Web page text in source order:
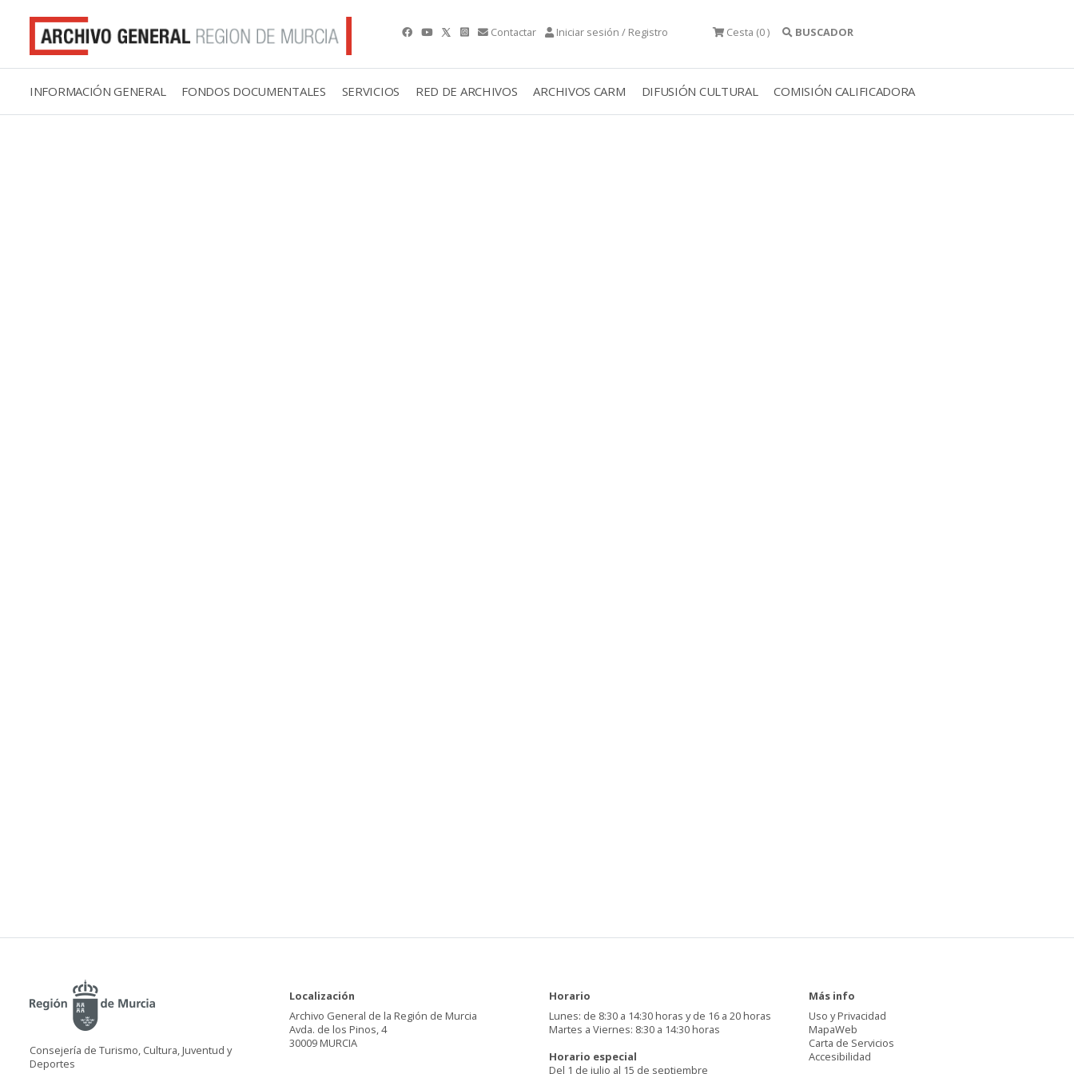
Contactar Iniciar sesión / Registro Cesta (0 ) BUSCADOR
INFORMACIÓN GENERAL FONDOS DOCUMENTALES SERVICIOS RED DE ARCHIVOS ARCHIVOS CARM DIFUSIÓN CULTURAL COMISIÓN CALIFICADORA
Consejería de Turismo, Cultura, Juventud y
Deportes
Localización
Archivo General de la Región de Murcia
Avda. de los Pinos, 4
30009 MURCIA
Horario
Lunes: de 8:30 a 14:30 horas y de 16 a 20 horas
Martes a Viernes: 8:30 a 14:30 horas
Horario especial
Del 1 de julio al 15 de septiembre
Más info
Uso y Privacidad
MapaWeb
Carta de Servicios
Accesibilidad